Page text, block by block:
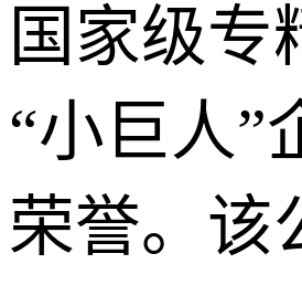
国家级专
“小巨人”
荣誉。该